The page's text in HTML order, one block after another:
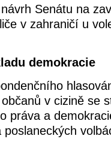
Senátu na
v zahraničí u
demokracie
v cizině se
práva a
poslaneckých